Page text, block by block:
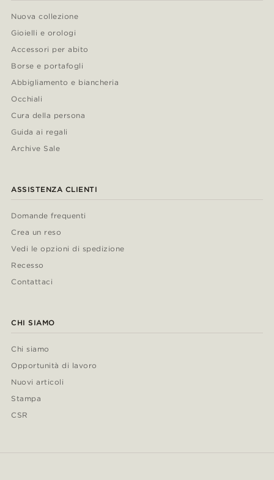
Nuova collezione
Gioielli e orologi
Accessori per abito
Borse e portafogli
Abbigliamento e biancheria
Occhiali
Cura della persona
Guida ai regali
Archive Sale
ASSISTENZA CLIENTI
Domande frequenti
Crea un reso
Vedi le opzioni di spedizione
Recesso
Contattaci
CHI SIAMO
Chi siamo
Opportunità di lavoro
Nuovi articoli
Stampa
CSR